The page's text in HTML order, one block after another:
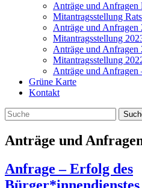
Anträge und Anfragen
Mitantragsstellung
Anträge und Anfragen
Mitantragsstellung
Anträge und Anfragen
Mitantragsstellung
Anträge und Anfragen
Grüne Karte
Kontakt
Anträge und
Anfrage – Erfolg des